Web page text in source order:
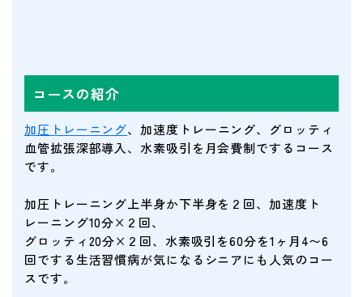
コースの紹介
加圧トレーニング、加速度トレーニング、グロッティ
血管拡張深部導入、水素吸引を月会費制でするコース
です。
加圧トレーニング上半身か下半身を２回、加速度ト
レーニング10分×２回、
グロッティ20分×２回、水素吸引を60分を1ヶ月4〜6
回でする生活習慣病が気になるシニアにも人気のコー
スです。